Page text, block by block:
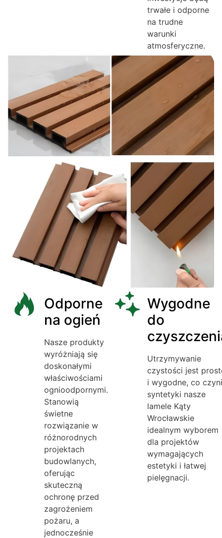
trwałe i odporne
na trudne
warunki
atmosferyczne.
Odporne
na ogień
Nasze produkty
wyróżniają się
doskonałymi
właściwościami
ognioodpornymi.
Stanowią
świetne
rozwiązanie w
różnorodnych
projektach
budowlanych,
oferując
skuteczną
ochronę przed
zagrożeniem
pożaru, a
jednocześnie
Wygodne
do
Utrzymywanie
czystości jest
i wygodne, co czyni
syntetyki nasze
lamele Kąty
Wrocławskie
idealnym wyborem
dla projektów
wymagających
estetyki i łatwej
pielęgnacji.